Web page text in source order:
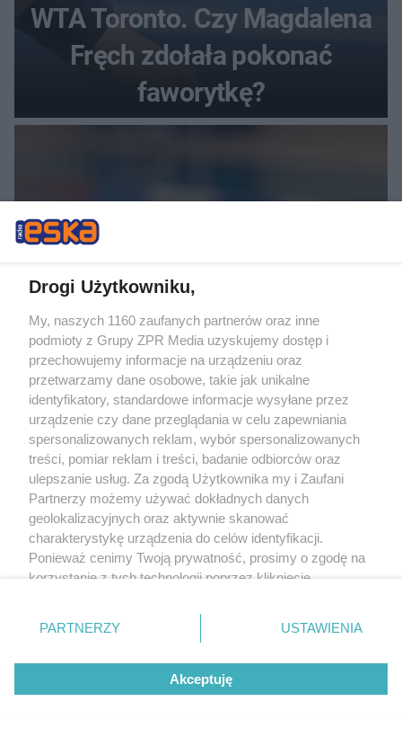
WTA Toronto. Czy Magdalena
Fręch zdołała pokonać
faworytkę?
SKOKI DO WODY
ME w skokach do wody. Rzeszutek
traci mistrzowski tytuł
31
Żona Leo Messiego wywołała
poruszenie w sieci. Antonela
Roccuzzo pokazała się w mikrobikini
Drogi Użytkowniku,
My, naszych 1160 zaufanych partnerów oraz inne
podmioty z Grupy ZPR Media uzyskujemy dostęp i
przechowujemy informacje na urządzeniu oraz
przetwarzamy dane osobowe, takie jak unikalne
identyfikatory, standardowe informacje wysyłane przez
urządzenie czy dane przeglądania w celu zapewniania
spersonalizowanych reklam, wybór spersonalizowanych
treści, pomiar reklam i treści, badanie odbiorców oraz
ulepszanie usług. Za zgodą Użytkownika my i Zaufani
Partnerzy możemy używać dokładnych danych
geolokalizacyjnych oraz aktywnie skanować
charakterystykę urządzenia do celów identyfikacji.
Ponieważ cenimy Twoją prywatność, prosimy o zgodę na
korzystanie z tych technologii poprzez kliknięcie
zmienić/wycofać klikając przycisk ustawień prywatności
znajdujący się w lewym dolnym rogu strony
rodzaje przetwarzania danych nie wymagają zgody
użytkownika, ale masz prawo sprzeciwić się takiemu
przetwarzaniu. Preferencje będą miały zastosowanie tylko
PARTNERZY USTAWIENIA
Akceptuję